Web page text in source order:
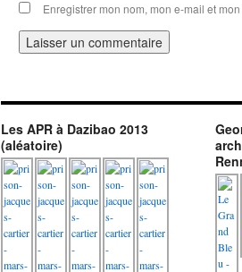
Enregistrer mon nom, mon e-mail et
Les APR à Dazibao 2013
(aléatoire)